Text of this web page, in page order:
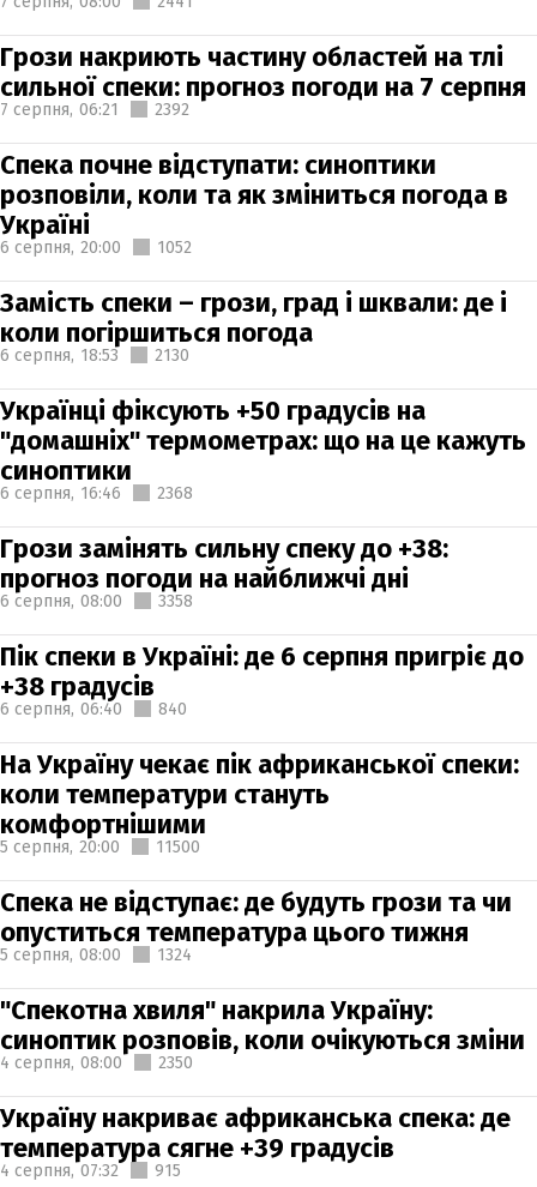
Грози накриють частину областей на тлі
сильної спеки: прогноз погоди на 7 серпня
7 серпня, 06:21 2392
Спека почне відступати: синоптики
розповіли, коли та як зміниться погода в
Україні
6 серпня, 20:00 1052
Замість спеки – грози, град і шквали: де і
коли погіршиться погода
6 серпня, 18:53 2130
Українці фіксують +50 градусів на
"домашніх" термометрах: що на це кажуть
синоптики
6 серпня, 16:46 2368
Грози замінять сильну спеку до +38:
прогноз погоди на найближчі дні
6 серпня, 08:00 3358
Пік спеки в Україні: де 6 серпня пригріє до
+38 градусів
6 серпня, 06:40 840
На Україну чекає пік африканської спеки:
коли температури стануть
комфортнішими
5 серпня, 20:00 11500
Спека не відступає: де будуть грози та чи
опуститься температура цього тижня
5 серпня, 08:00 1324
"Спекотна хвиля" накрила Україну:
синоптик розповів, коли очікуються зміни
4 серпня, 08:00 2350
Україну накриває африканська спека: де
температура сягне +39 градусів
4 серпня, 07:32 915